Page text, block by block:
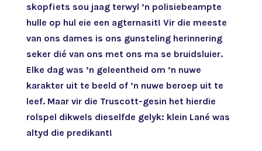
skopfiets sou jaag terwyl ’n polisiebeampte
hulle op hul eie een agternasit! Vir die meeste
van ons dames is ons gunsteling herinnering
seker dié van ons met ons ma se bruidsluier.
Elke dag was ’n geleentheid om ’n nuwe
karakter uit te beeld of ’n nuwe beroep uit te
leef. Maar vir die Truscott-gesin het hierdie
rolspel dikwels dieselfde gelyk: klein Lané was
altyd die predikant!